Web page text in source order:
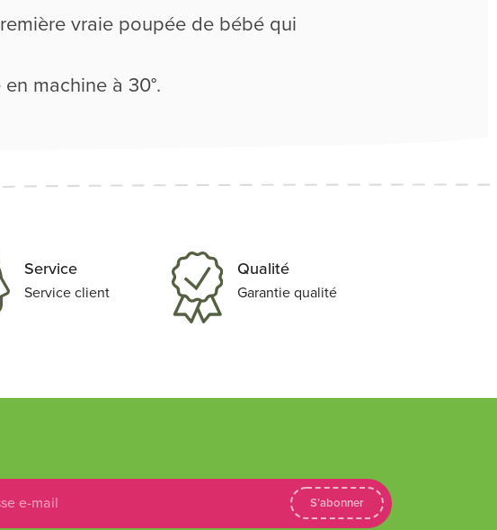
vraie poupée de bébé qui
machine à 30°.
Service
Service client
Qualité
Garantie qualité